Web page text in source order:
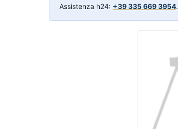
Assistenza h24: +39 335 669 3954.